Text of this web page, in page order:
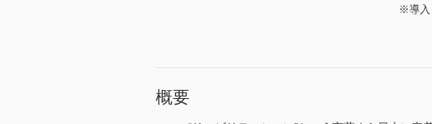
※導入
概要